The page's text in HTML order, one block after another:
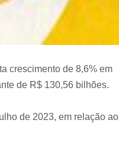
crescimento de 8,6% em
de R$ 130,56 bilhões.
de 2023, em relação ao